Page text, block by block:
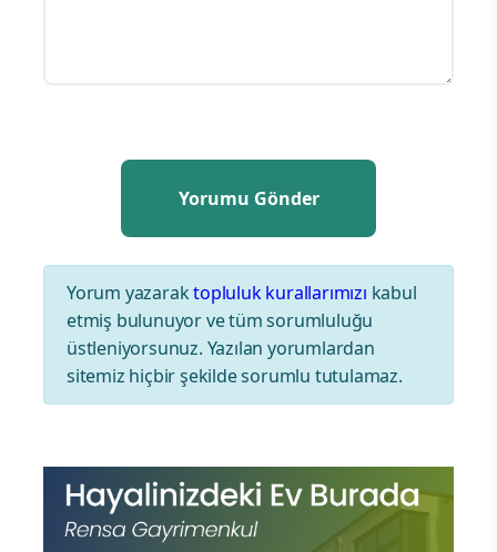
Yorum yazaraktopluluk kurallarımızı kabul
etmiş bulunuyor ve tüm sorumluluğu
üstleniyorsunuz. Yazılan yorumlardan
sitemiz hiçbir şekilde sorumlu tutulamaz.